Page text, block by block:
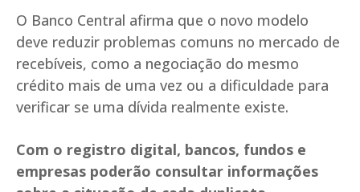
O Banco Central afirma que o novo modelo
deve reduzir problemas comuns no mercado de
recebíveis, como a negociação do mesmo
crédito mais de uma vez ou a dificuldade para
verificar se uma dívida realmente existe.
Com o registro digital, bancos, fundos e
empresas poderão consultar informações